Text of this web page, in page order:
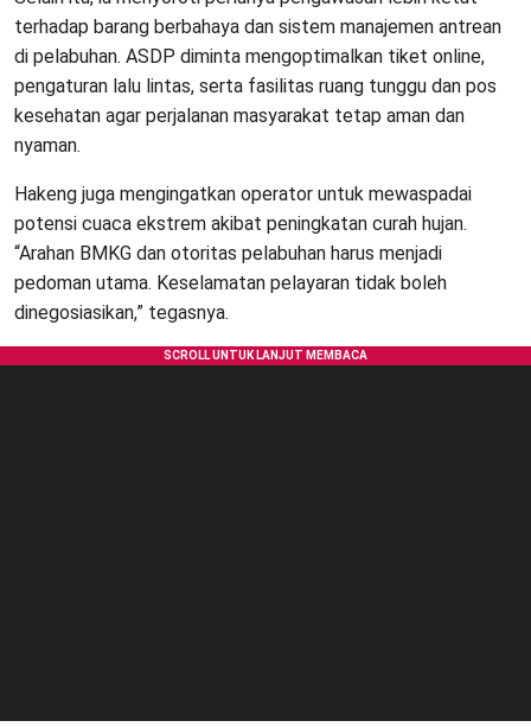
terhadap barang berbahaya dan sistem manajemen antrean
di pelabuhan. ASDP diminta mengoptimalkan tiket online,
pengaturan lalu lintas, serta fasilitas ruang tunggu dan pos
kesehatan agar perjalanan masyarakat tetap aman dan
nyaman.
Hakeng juga mengingatkan operator untuk mewaspadai
potensi cuaca ekstrem akibat peningkatan curah hujan.
“Arahan BMKG dan otoritas pelabuhan harus menjadi
pedoman utama. Keselamatan pelayaran tidak boleh
dinegosiasikan,” tegasnya.